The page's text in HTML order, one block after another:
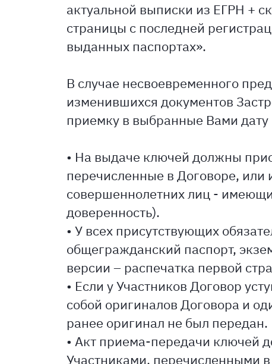
актуальной выписки из ЕГРН +
страницы с последней
выданных паспортах».
В случае несвоевременного
изменившихся документов
приемку в выбранные Вами дату
• На выдаче ключей должны
перечисленные в Договоре, или
совершеннолетних лиц -
доверенность).
• У всех присутствующих
общегражданский паспорт,
версии – распечатка первой
• Если у Участников Договор
собой оригиналов Договора и
ранее оригинал не был передан.
• Акт приема-передачи ключей
Участниками, перечисленными